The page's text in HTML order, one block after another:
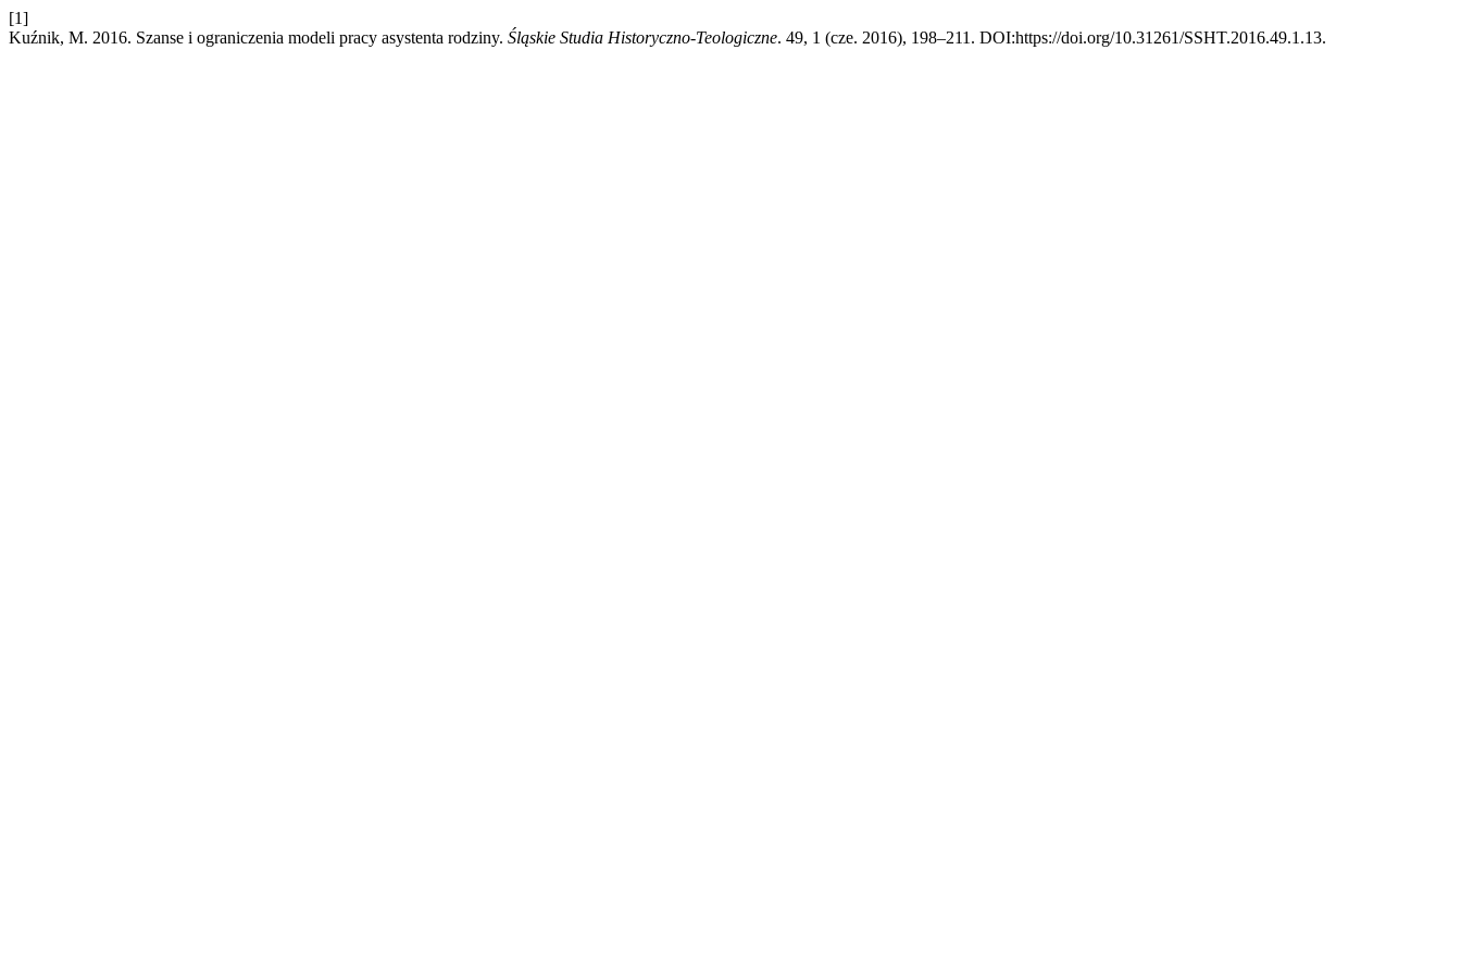
[1]
Kuźnik, M. 2016. Szanse i ograniczenia modeli pracy asystenta rodziny. Śląskie Studia Historyczno-Teologiczne. 49, 1 (cze. 2016), 198–211. DOI:https://doi.org/10.31261/SSHT.2016.49.1.13.